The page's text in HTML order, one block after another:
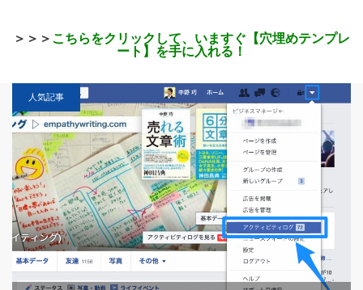
＞＞＞ こちらをクリックして、いますぐ【穴埋めテンプレ
ート】を手に入れる！
人気記事